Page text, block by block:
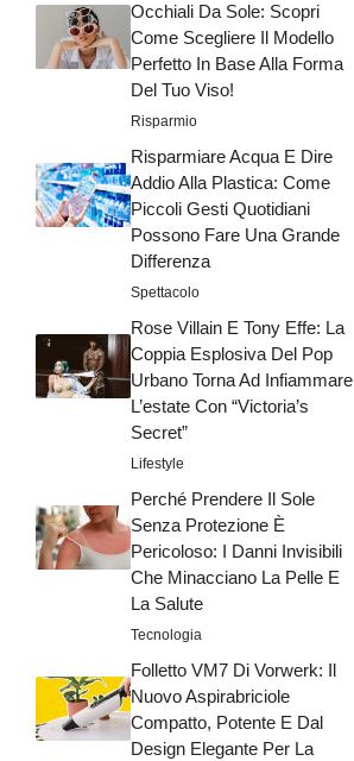
Occhiali Da Sole: Scopri
Come Scegliere Il Modello
Perfetto In Base Alla Forma
Del Tuo Viso!
Risparmio
Risparmiare Acqua E Dire
Addio Alla Plastica: Come
Piccoli Gesti Quotidiani
Possono Fare Una Grande
Differenza
Spettacolo
Rose Villain E Tony Effe: La
Coppia Esplosiva Del Pop
Urbano Torna Ad Infiammare
L’estate Con “Victoria’s
Secret”
Lifestyle
Perché Prendere Il Sole
Senza Protezione È
Pericoloso: I Danni Invisibili
Che Minacciano La Pelle E
La Salute
Tecnologia
Folletto VM7 Di Vorwerk: Il
Nuovo Aspirabriciole
Compatto, Potente E Dal
Design Elegante Per La